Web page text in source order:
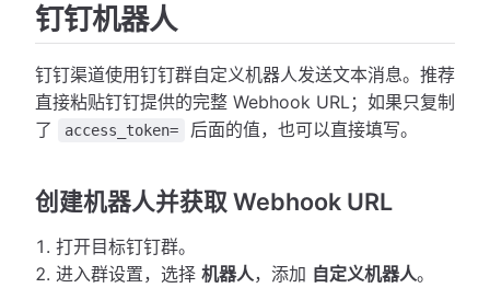
钉钉机器人
钉钉渠道使用钉钉群自定义机器人发送文本消息。推荐
直接粘贴钉钉提供的完整 Webhook URL；如果只复制
了
access_token= 后面的值，也可以直接填写。
创建机器人并获取 Webhook URL
打开目标钉钉群。
进入群设置，选择机器人，添加 自定义机器人。